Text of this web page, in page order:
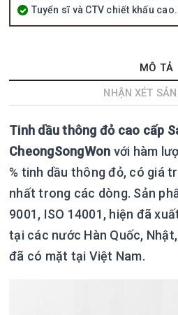
Tuyển sĩ và CTV chiết khấu cao.
MÔ TẢ
NHẬN XÉT
Tinh dầu thông đỏ cao cấp
CheongSongWon với hàm
% tinh dầu thông đỏ, có giá
nhất trong các dòng. Sản
9001, ISO 14001, hiện đã
tại các nước Hàn Quốc,
đã có mặt tại Việt Nam.